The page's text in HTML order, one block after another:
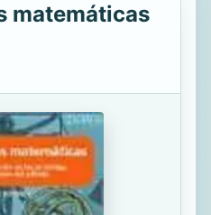
matemáticas